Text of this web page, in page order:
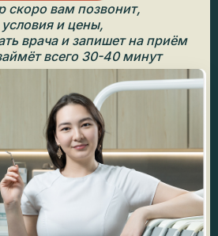
скоро вам позвонит,
и цены,
врача и запишет на приём
всего 30-40 минут